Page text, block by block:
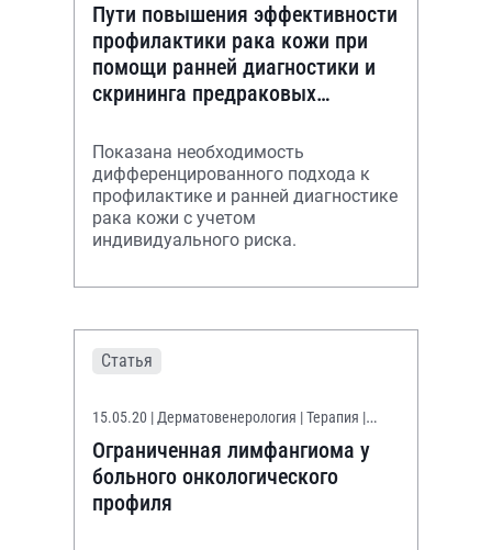
Пути повышения эффективности
профилактики рака кожи при
помощи ранней диагностики и
скрининга предраковых
Показана необходимость
дифференцированного подхода к
профилактике и ранней диагностике
рака кожи с учетом
индивидуального риска.
Статья
15.05.20 | Дерматовенерология | Терапия |
Онконастороженность
Ограниченная лимфангиома у
больного онкологического
профиля